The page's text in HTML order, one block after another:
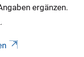
ergänzen.